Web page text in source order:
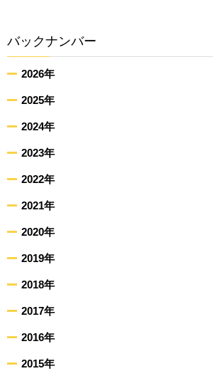
バックナンバー
2026年
2025年
2024年
2023年
2022年
2021年
2020年
2019年
2018年
2017年
2016年
2015年